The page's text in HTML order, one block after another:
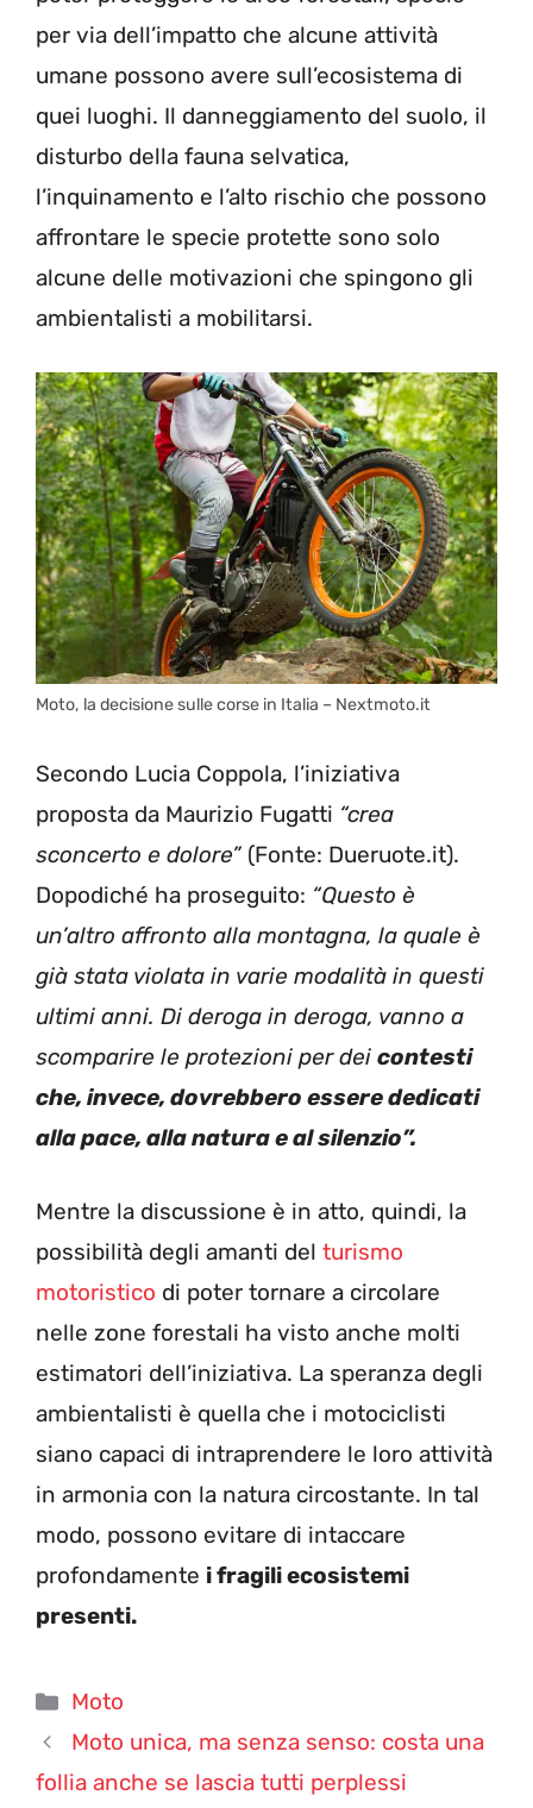
per via dell’impatto che alcune attività
umane possono avere sull’ecosistema di
quei luoghi. Il danneggiamento del suolo, il
disturbo della fauna selvatica,
l’inquinamento e l’alto rischio che possono
affrontare le specie protette sono solo
alcune delle motivazioni che spingono gli
ambientalisti a mobilitarsi.
Moto, la decisione sulle corse in Italia – Nextmoto.it
Secondo Lucia Coppola, l’iniziativa
proposta da Maurizio Fugatti “crea
sconcerto e dolore”(Fonte: Dueruote.it).
Dopodiché ha proseguito: “Questo è
un’altro affronto alla montagna, la quale è
già stata violata in varie modalità in questi
ultimi anni. Di deroga in deroga, vanno a
scomparire le protezioni per dei contesti
che, invece, dovrebbero essere dedicati
alla pace, alla natura e al silenzio”.
Mentre la discussione è in atto, quindi, la
possibilità degli amanti del turismo
motoristico di poter tornare a circolare
nelle zone forestali ha visto anche molti
estimatori dell’iniziativa. La speranza degli
ambientalisti è quella che i motociclisti
siano capaci di intraprendere le loro attività
in armonia con la natura circostante. In tal
modo, possono evitare di intaccare
profondamente i fragili ecosistemi
presenti.
Categorie
Moto
Moto unica, ma senza senso: costa una
follia anche se lascia tutti perplessi